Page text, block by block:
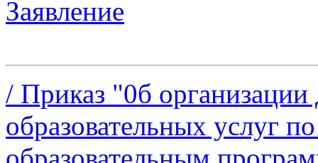
Заявление
/ Приказ "0б
образовательных услуг